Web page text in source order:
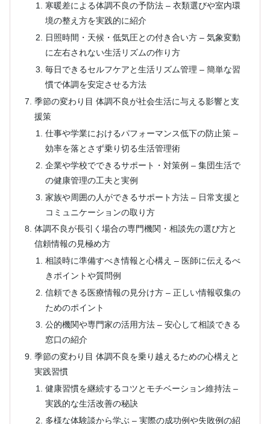
寒暖差による体調不良の予防法 – 衣類選びや室内環
境の整え方を実践的に紹介
日照時間・天候・低気圧との付き合い方 – 気象変動
に左右されない生活リズムの作り方
毎日できるセルフケアと生活リズム管理 – 簡単な習
慣で体調を安定させる方法
季節の変わり目 体調不良が社会生活に与える影響と支
援策
仕事や学業におけるパフォーマンス低下の防止策 –
効率を落とさず乗り切る生活管理術
企業や学校でできるサポート・対策例 – 集団生活で
の健康管理の工夫と実例
家族や周囲の人ができるサポート方法 – 日常支援と
コミュニケーションの取り方
体調不良が長引く場合の専門機関・相談先の選び方と
信頼情報の見極め方
相談時に準備すべき情報と心構え – 医師に伝えるべ
きポイントや質問例
信頼できる医療情報の見分け方 – 正しい情報収集の
ためのポイント
公的機関や専門家の活用方法 – 安心して相談できる
窓口の紹介
季節の変わり目 体調不良を乗り越えるための心構えと
実践習慣
健康習慣を継続するコツとモチベーション維持法 –
実践的な生活改善の秘訣
多様な体験談から学ぶ – 実際の成功例や失敗例の紹